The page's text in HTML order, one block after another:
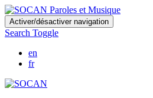
Skip
to
main
content
Activer/désactiver navigation
Search Toggle
en
fr